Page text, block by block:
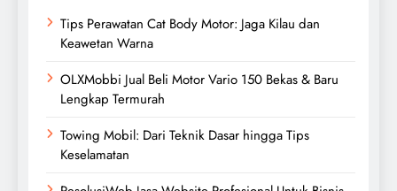
Tips Perawatan Cat Body Motor: Jaga Kilau dan
Keawetan Warna
OLXMobbi Jual Beli Motor Vario 150 Bekas & Baru
Lengkap Termurah
Towing Mobil: Dari Teknik Dasar hingga Tips
Keselamatan